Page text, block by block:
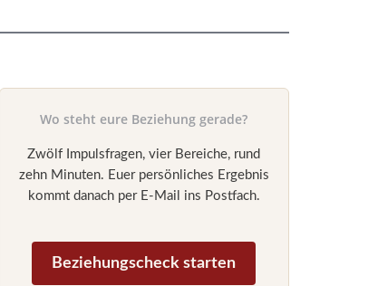
Wo steht eure Beziehung gerade?
Zwölf Impulsfragen, vier Bereiche, rund
zehn Minuten. Euer persönliches Ergebnis
kommt danach per E-Mail ins Postfach.
Beziehungscheck starten